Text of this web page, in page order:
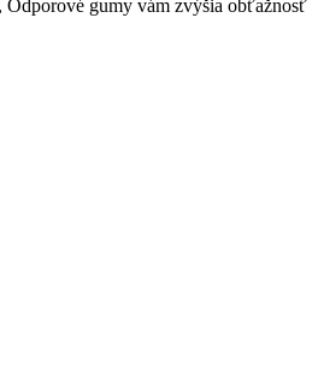
Odporové gumy vám zvýšia obťažnosť